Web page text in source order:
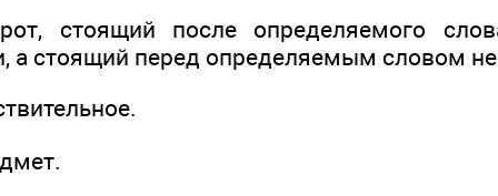
стоящий после определяемого
а стоящий перед определяемым словом